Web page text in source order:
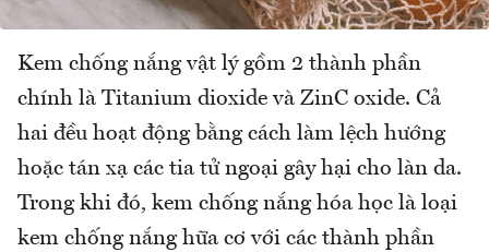
Kem chống nắng vật lý gồm 2 thành phần
chính là Titanium dioxide và ZinC oxide. Cả
hai đều hoạt động bằng cách làm lệch hướng
hoặc tán xạ các tia tử ngoại gây hại cho làn da.
Trong khi đó, kem chống nắng hóa học là loại
kem chống nắng hữa cơ với các thành phần